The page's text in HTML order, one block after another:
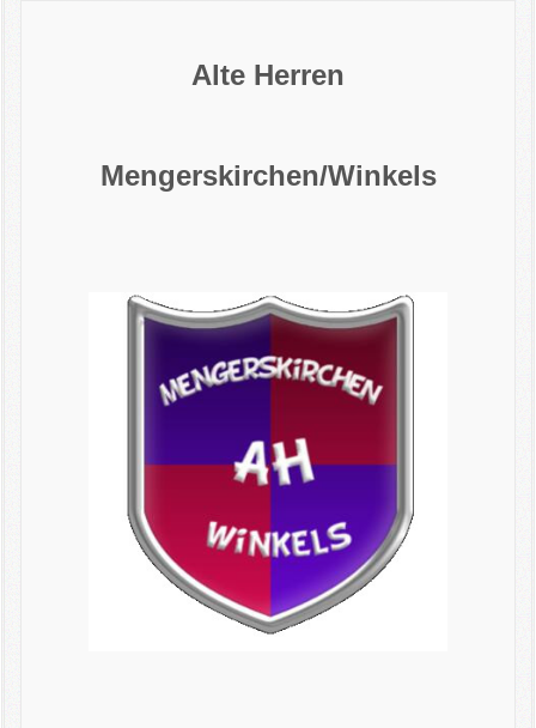
Alte Herren
Mengerskirchen/Winkels